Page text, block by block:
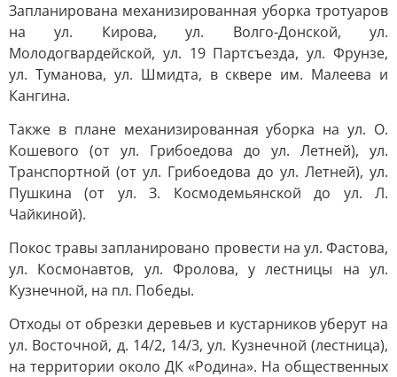
Запланирована механизированная уборка тротуаров
на ул. Кирова, ул. Волго-Донской, ул.
Молодогвардейской, ул. 19 Партсъезда, ул. Фрунзе,
ул. Туманова, ул. Шмидта, в сквере им. Малеева и
Кангина.
Также в плане механизированная уборка на ул. О.
Кошевого (от ул. Грибоедова до ул. Летней), ул.
Транспортной (от ул. Грибоедова до ул. Летней), ул.
Пушкина (от ул. З. Космодемьянской до ул. Л.
Чайкиной).
Покос травы запланировано провести на ул. Фастова,
ул. Космонавтов, ул. Фролова, у лестницы на ул.
Кузнечной, на пл. Победы.
Отходы от обрезки деревьев и кустарников уберут на
ул. Восточной, д. 14/2, 14/3, ул. Кузнечной (лестница),
на территории около ДК «Родина». На общественных